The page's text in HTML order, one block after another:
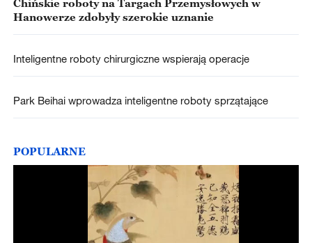
Chińskie roboty na Targach Przemysłowych w
Hanowerze zdobyły szerokie uznanie
Inteligentne roboty chirurgiczne wspierają operacje
Park Beihai wprowadza inteligentne roboty sprzątające
POPULARNE